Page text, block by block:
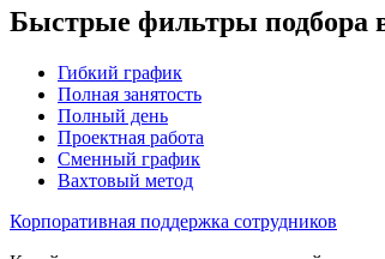
Быстрые фильтры подбора
Гибкий график
Полная занятость
Полный день
Проектная работа
Сменный график
Вахтовый метод
Корпоративная поддержка сотрудников